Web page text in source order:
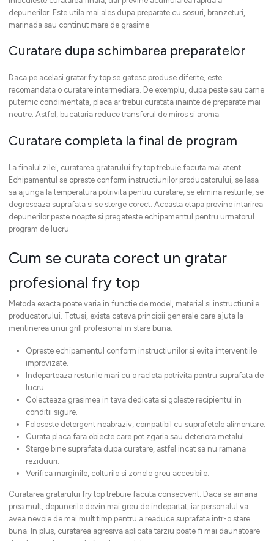
depunerilor. Este utila mai ales dupa preparate cu sosuri, branzeturi,
marinada sau continut mare de grasime.
Curatare dupa schimbarea preparatelor
Daca pe acelasi gratar fry top se gatesc produse diferite, este
recomandata o curatare intermediara. De exemplu, dupa peste sau carne
puternic condimentata, placa ar trebui curatata inainte de preparate mai
neutre. Astfel, bucataria reduce transferul de miros si aroma.
Curatare completa la final de program
La finalul zilei, curatarea gratarului fry top trebuie facuta mai atent.
Echipamentul se opreste conform instructiunilor producatorului, se lasa
sa ajunga la temperatura potrivita pentru curatare, se elimina resturile, se
degreseaza suprafata si se sterge corect. Aceasta etapa previne intarirea
depunerilor peste noapte si pregateste echipamentul pentru urmatorul
program de lucru.
Cum se curata corect un gratar
profesional fry top
Metoda exacta poate varia in functie de model, material si instructiunile
producatorului. Totusi, exista cateva principii generale care ajuta la
mentinerea unui grill profesional in stare buna.
Opreste echipamentul conform instructiunilor si evita interventiile
improvizate.
Indeparteaza resturile mari cu o racleta potrivita pentru suprafata de
lucru.
Colecteaza grasimea in tava dedicata si goleste recipientul in
conditii sigure.
Foloseste detergent neabraziv, compatibil cu suprafetele alimentare.
Curata placa fara obiecte care pot zgaria sau deteriora metalul.
Sterge bine suprafata dupa curatare, astfel incat sa nu ramana
reziduuri.
Verifica marginile, colturile si zonele greu accesibile.
Curatarea gratarului fry top trebuie facuta consecvent. Daca se amana
prea mult, depunerile devin mai greu de indepartat, iar personalul va
avea nevoie de mai mult timp pentru a readuce suprafata intr-o stare
buna. In plus, curatarea agresiva aplicata tarziu poate fi mai daunatoare